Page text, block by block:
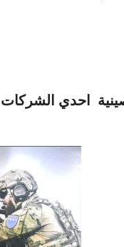
الصينية احدي